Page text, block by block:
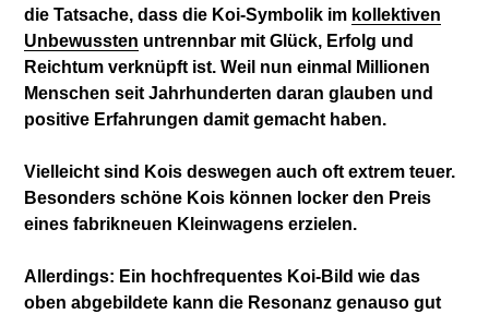
die Tatsache, dass die Koi-Symbolik im kollektiven
Unbewussten untrennbar mit Glück, Erfolg und
Reichtum verknüpft ist. Weil nun einmal Millionen
Menschen seit Jahrhunderten daran glauben und
positive Erfahrungen damit gemacht haben.
Vielleicht sind Kois deswegen auch oft extrem teuer.
Besonders schöne Kois können locker den Preis
eines fabrikneuen Kleinwagens erzielen.
Allerdings: Ein hochfrequentes Koi-Bild wie das
oben abgebildete kann die Resonanz genauso gut